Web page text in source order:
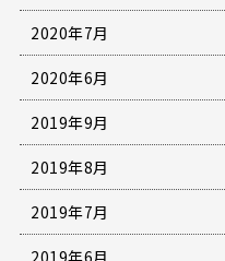
2020年7月
2020年6月
2019年9月
2019年8月
2019年7月
2019年6月